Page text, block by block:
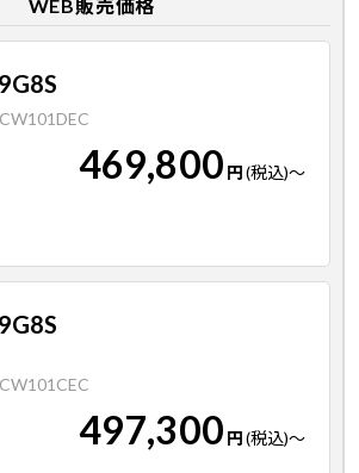
WEB販売価格
469,800 円(税込)～
497,300 円(税込)～